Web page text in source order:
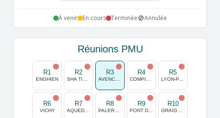
À venir En cours Terminée🚫Annulée
Réunions PMU
R1
ENGHIEN
R2 R3 R4 R5
R6
VICHY
R7 R8 R9 R10